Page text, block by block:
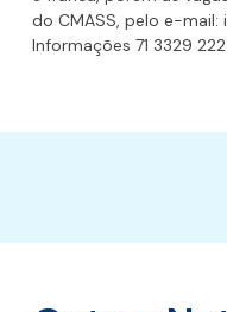
do CMASS, pelo e-mail:
Informações 71 3329